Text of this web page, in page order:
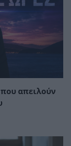
απειλούν